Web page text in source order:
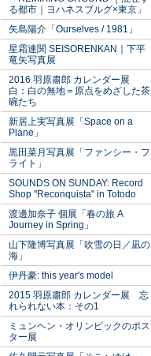
る都市｜ヨハネスブルグ×東京」
矢島陽介「Ourselves / 1981」
星霜連関 SEISORENKAN｜下平
竜矢写真展
2016 羽原肅郎 カレンダー展
白：白の無地＝原点をめざした茶
碗たち
新居上実写真展「Space on a
Plane」
黒田菜月写真展「ファンシー・フ
ライト」
SOUNDS ON SUNDAY: Record
Shop "Reconquista" in Totodo
渡邊加奈子 個展「春の旅 A
Journey in Spring」
山下隆博写真展「吹雪の日／凪の
海」
伊丹豪: this year's model
2015 羽原肅郎 カレンダー展 忘
れられない本：その1
ミュンヘン・オリンピックのポス
ター展